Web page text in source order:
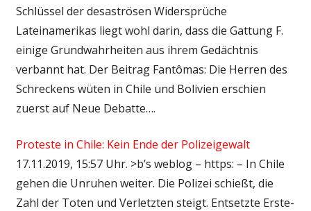
Schlüssel der desaströsen Widersprüche
Lateinamerikas liegt wohl darin, dass die Gattung F.
einige Grundwahrheiten aus ihrem Gedächtnis
verbannt hat. Der Beitrag Fantômas: Die Herren des
Schreckens wüten in Chile und Bolivien erschien
zuerst auf Neue Debatte….
Proteste in Chile: Kein Ende der Polizeigewalt
17.11.2019, 15:57 Uhr. >b’s weblog – https: – In Chile
gehen die Unruhen weiter. Die Polizei schießt, die
Zahl der Toten und Verletzten steigt. Entsetzte Erste-